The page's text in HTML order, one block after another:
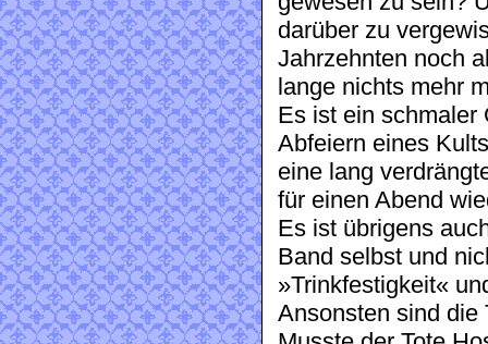
darüber zu
Jahrzehnten noch
lange nichts mehr
Es ist ein schmaler
Abfeiern eines
eine lang
für einen Abend
Es ist übrigens
Band selbst und
»Trinkfestigkeit«
Ansonsten sind die